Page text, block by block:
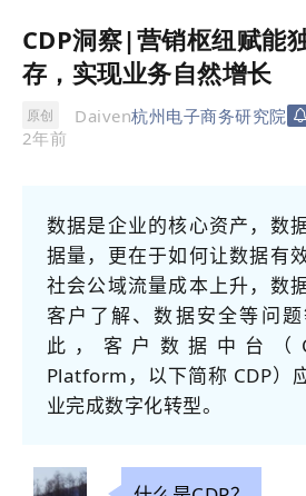
CDP洞察|营销枢纽赋能
存，实现业务自然增长
原创 Daiven杭州电子商务研究院
2年前
数据是企业的核心资产，数
据量，更在于如何让数据有
社会公域流量成本上升，数
客户了解、数据安全等问
此，客户数据中台（
Platform，以下简称 CDP）
业完成数字化转型。